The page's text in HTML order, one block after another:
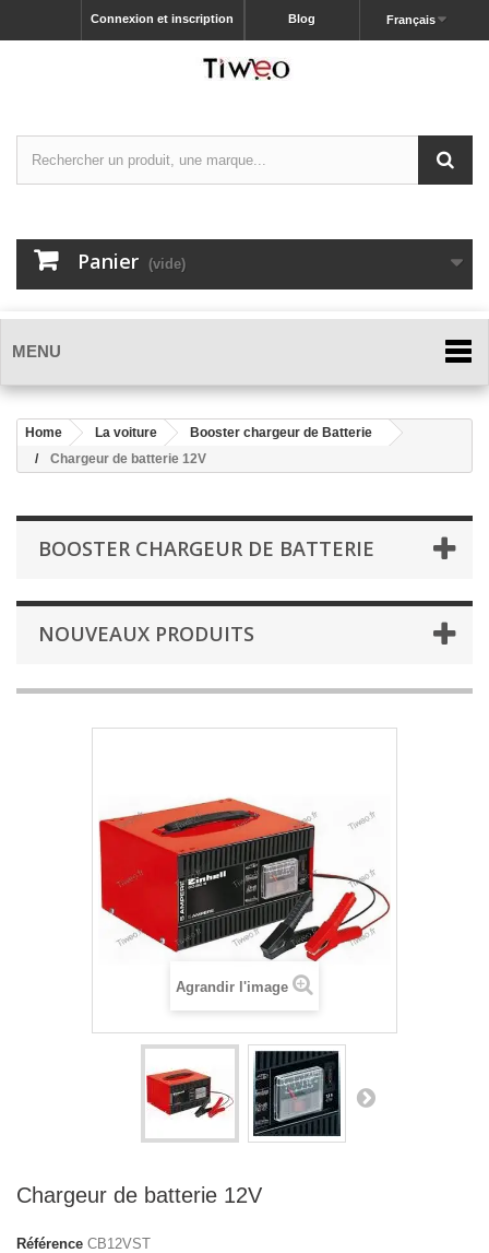
Français
Blog
Connexion et inscription
Panier (vide)
MENU
Home La voiture
Booster chargeur de Batterie
Chargeur de batterie 12V
BOOSTER CHARGEUR DE BATTERIE
NOUVEAUX PRODUITS
Agrandir l'image
Chargeur de batterie 12V
Référence CB12VST